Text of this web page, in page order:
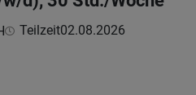
Teilzeit02.08.2026